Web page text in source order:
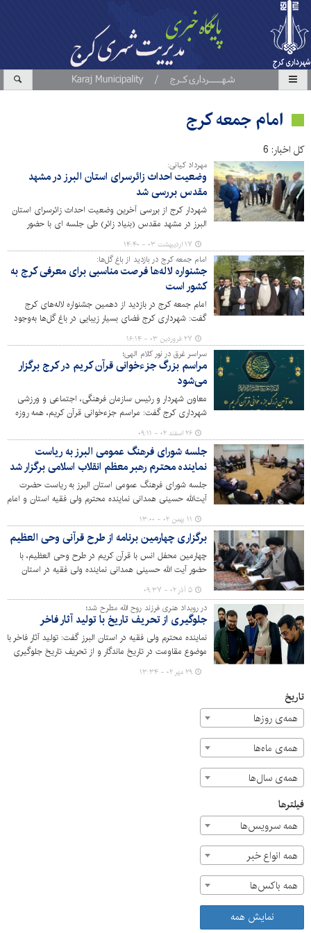
امام جمعه کرج
کل اخبار: 6
مهرداد کیانی:
وضعیت احداث زائرسرای استان البرز در مشهد
مقدس بررسی شد
شهردار کرج از بررسی آخرین وضعیت احداث زائرسرای استان
البرز در مشهد مقدس (بنیاد زائر) طی جلسه ای با حضور
نماینده ولی فقیه در استان البرز و امام جمعه کرج، استاندار
البرز، مدیرکل بازرسی استان و رئیس شورای اسلامی این
کلانشهر خبر داد.
۱۷ اردیبهشت ۰۳ - ۱۴:۴۰
امام جمعه کرج در بازدید از باغ گل‌ها:
جشنواره لاله‌ها فرصت مناسبی برای معرفی کرج به
کشور است
امام جمعه کرج در بازدید از دهمین جشنواره لاله‌های کرج
گفت: شهرداری کرج فضای بسیار زیبایی در باغ گل‌ها به‌وجود
آورده و باید از این ظرفیت بالا، برای معرفی کرج به عنوان یک
شهر زیبا به سایر هموطنان استفاده کرد.
۲۷ فروردین ۰۳ - ۱۶:۱۴
سراسر غرق در نور کلام الهی؛
مراسم بزرگ جزءخوانی قرآن کریم در کرج برگزار
می‌شود
معاون شهردار و رئیس سازمان فرهنگی، اجتماعی و ورزشی
شهرداری کرج گفت: مراسم جزءخوانی قرآن کریم، همه روزه
در ایام ماه مبارک رمضان در مصلی کرج برگزار می‌شود.
۲۶ اسفند ۰۲ - ۰۹:۱۱
جلسه شورای فرهنگ عمومی البرز به ریاست
نماینده محترم رهبر معظم انقلاب اسلامی برگزار شد
جلسه شورای فرهنگ عمومی استان البرز به ریاست حضرت
آیت‌الله حسینی همدانی نماینده محترم ولی فقیه استان و امام
جمعه کرج در محل دفتر نماینده ولی‌فقیه در استان و
امام‌جمعه کرج برگزار شد.
۱۱ بهمن ۰۲ - ۱۳:۰۰
برگزاری چهارمین برنامه از طرح قرآنی وحی العظیم
چهارمین محفل انس با قرآن کریم در طرح وحی العظیم، با
حضور آیت الله حسینی همدانی نماینده ولی فقیه در استان
البرز و امام جمعه کرج و علاقه‌مندان به قرآن کریم در مصلی
کرج برگزار شد.
۵ آذر ۰۲ - ۰۹:۳۷
در رویداد هنری فرزند روح الله مطرح شد؛
جلوگیری از تحریف تاریخ با تولید آثار فاخر
نماینده محترم ولی فقیه در استان البرز گفت: تولید آثار فاخر با
موضوع مقاومت در تاریخ ماندگار و از تحریف تاریخ جلوگیری
می‌کند.۲۹ مهر ۰۲ - ۱۳:۳۴
تاریخ
همه‌ی روزها
همه‌ی ماه‌ها
همه‌ی سال‌ها
فیلترها
همه سرویس‌ها
همه انواع خبر
همه باکس‌ها
نمایش همه